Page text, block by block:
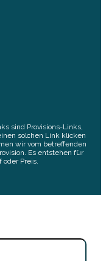
sind Provisions-Links,
solchen Link klicken
wir vom betreffenden
Es entstehen für
oder Preis.